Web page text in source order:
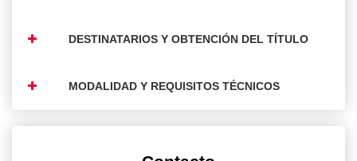
DESTINATARIOS Y OBTENCIÓN DEL TÍTULO
MODALIDAD Y REQUISITOS TÉCNICOS